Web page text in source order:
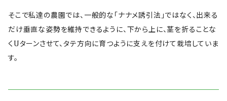
そこで私達の農園では、一般的な「ナナメ誘引法」ではなく、出来る
だけ垂直な姿勢を維持できるように、下から上に、茎を折ることな
くUターンさせて、タテ方向に育つように支えを付けて栽培していま
す。